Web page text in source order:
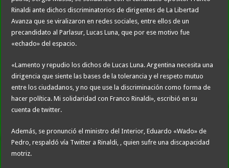
Rinaldi ante dichos discriminatorios de dirigentes de La Libertad
Avanza que se viralizaron en redes sociales, entre ellos de un
precandidato al Parlasur, Lucas Luna, que por ese motivo fue
«echado» del espacio.
«Lamento y repudio los dichos de Lucas Luna. Argentina necesita una
dirigencia que siente las bases de la tolerancia y el respeto mutuo
entre los ciudadanos, y no que use la discriminación como forma de
hacer política. Mi solidaridad con Franco Rinaldi», escribió en su
cuenta de twitter.
Además, se pronunció el ministro del Interior, Eduardo «Wado» de
Pedro, respaldó vía Twitter a Rinaldi, , quien sufre una discapacidad
motriz.